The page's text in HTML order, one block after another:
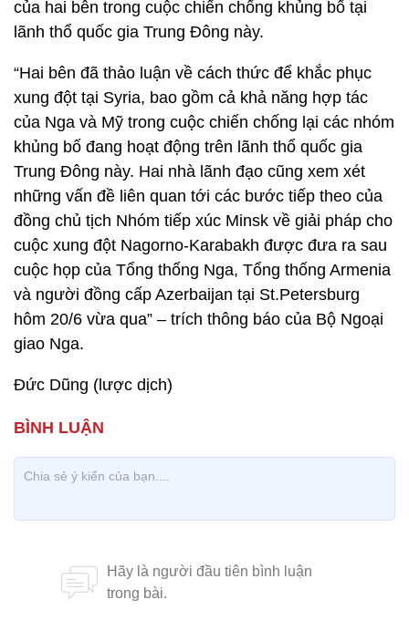
của hai bên trong cuộc chiến chống khủng bố tại
lãnh thổ quốc gia Trung Đông này.
“Hai bên đã thảo luận về cách thức để khắc phục
xung đột tại Syria, bao gồm cả khả năng hợp tác
của Nga và Mỹ trong cuộc chiến chống lại các nhóm
khủng bố đang hoạt động trên lãnh thổ quốc gia
Trung Đông này. Hai nhà lãnh đạo cũng xem xét
những vấn đề liên quan tới các bước tiếp theo của
đồng chủ tịch Nhóm tiếp xúc Minsk về giải pháp cho
cuộc xung đột Nagorno-Karabakh được đưa ra sau
cuộc họp của Tổng thống Nga, Tổng thống Armenia
và người đồng cấp Azerbaijan tại St.Petersburg
hôm 20/6 vừa qua” – trích thông báo của Bộ Ngoại
giao Nga.
Đức Dũng (lược dịch)